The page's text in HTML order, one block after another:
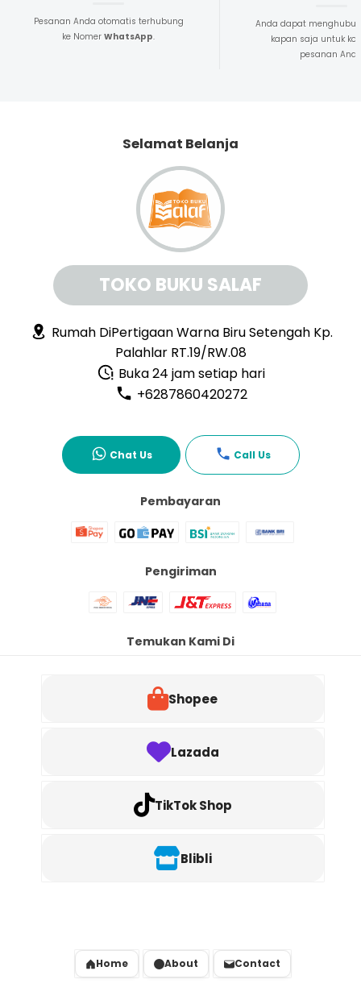
Pesanan Anda otomatis terhubung
ke NomerWhatsApp.
Anda dapat
kapan saja untuk
pesanan
Selamat Belanja
TOKO BUKU SALAF
Rumah DiPertigaan Warna Biru Setengah Kp.
Palahlar RT.19/RW.08
Buka 24 jam setiap hari
+6287860420272
Chat Us Call Us
Pembayaran
Pengiriman
Temukan Kami Di
Shopee
Lazada
TikTok Shop
Blibli
Home About Contact